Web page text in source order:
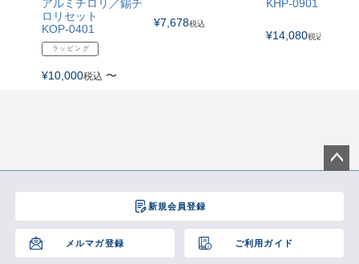
アルミチロリ／錫チ
ロリセット
KOP-0401
ラッピング
¥10,000税込 〜
¥7,678税込
KHP-0901
¥14,080税込
新規会員登録
メルマガ登録 ご利用ガイド
ジト
へ